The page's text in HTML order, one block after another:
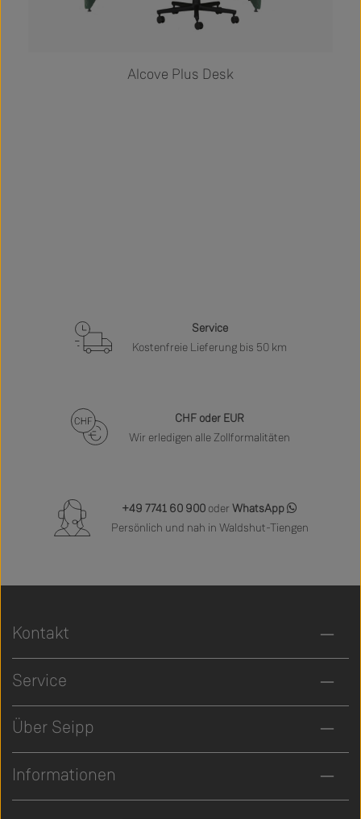
Alcove Plus Desk
Service
Kostenfreie Lieferung bis 50 km
CHF oder EUR
Wir erledigen alle Zollformalitäten
+49 7741 60 900 oder WhatsApp
Persönlich und nah in Waldshut-Tiengen
Kontakt
Service
Über Seipp
Informationen